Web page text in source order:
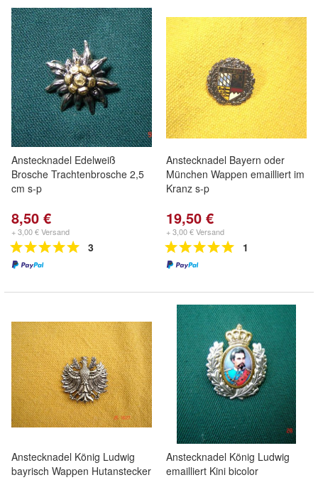
Anstecknadel Edelweiß
Brosche Trachtenbrosche 2,5
cm s-p
8,50 €
+ 3,00 € Versand
3
Anstecknadel Bayern oder
München Wappen emailliert im
Kranz s-p
19,50 €
+ 3,00 € Versand
1
Anstecknadel König Ludwig
bayrisch Wappen Hutanstecker
Anstecknadel König Ludwig
emailliert Kini bicolor